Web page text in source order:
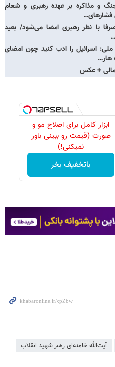
و مذاکره بر عهده رهبری و شعام
با نظر رهبری امضا می‌شود/ بعید
اسرائیل را ادب کنید چون امضای
+ عکس
ابزار کامل برای اصلاح مو و
صورت (قیمت رو ببینی باور
نمیکنی!)
باتخفیف بخر
آیت‌الله خامنه‌ای رهبر شهید انقلاب